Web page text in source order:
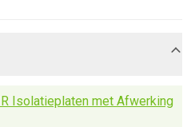
Isolatieplaten met Afwerking